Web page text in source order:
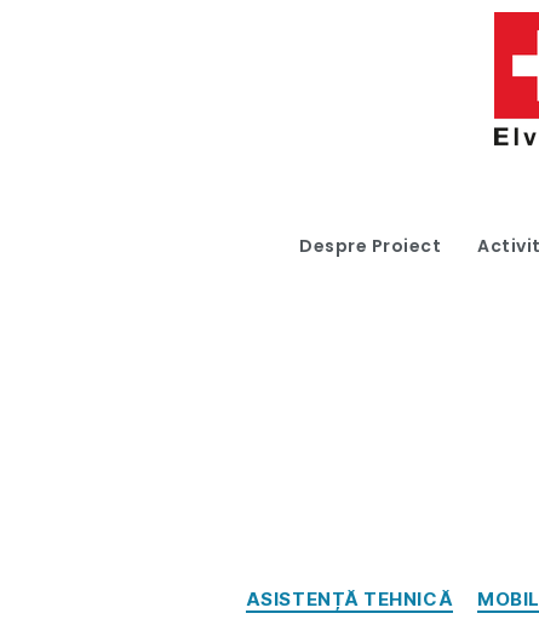
Despre Proiect
ASISTENȚĂ TEHNICĂ